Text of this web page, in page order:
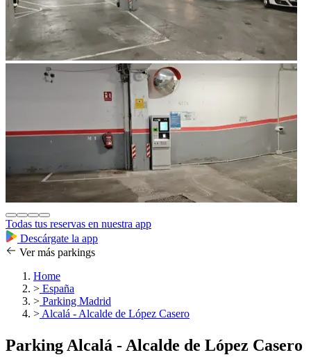
Todas tus reservas en nuestra app
Descárgate la app
Ver más parkings
Home
> España
> Parking Madrid
> Alcalá - Alcalde de López Casero
Parking Alcalá - Alcalde de López Casero